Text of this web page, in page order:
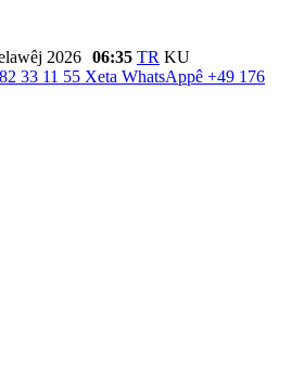
2026 06:35 TR KU
33 11 55 Xeta WhatsAppê +49 176